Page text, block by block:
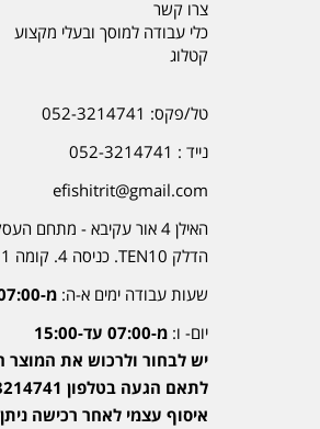
צרו קשר
כלי עבודה למוסך ובעלי מקצוע
קטלוג
טל/פקס: 052-3214741
נייד : 052-3214741
efishitrit@gmail.com
האילן 4 אור עקיבא - מתחם
הדלק TEN10. כניסה 4. קומה 1
שעות עבודה ימים א-ה: מ-07:00 עד-20:00
יום- ו: מ-07:00 עד-15:00
יש לבחור ולרכוש את המוצר
לתאם הגעה בטלפון 052-3214741
איסוף עצמי לאחר רכישה